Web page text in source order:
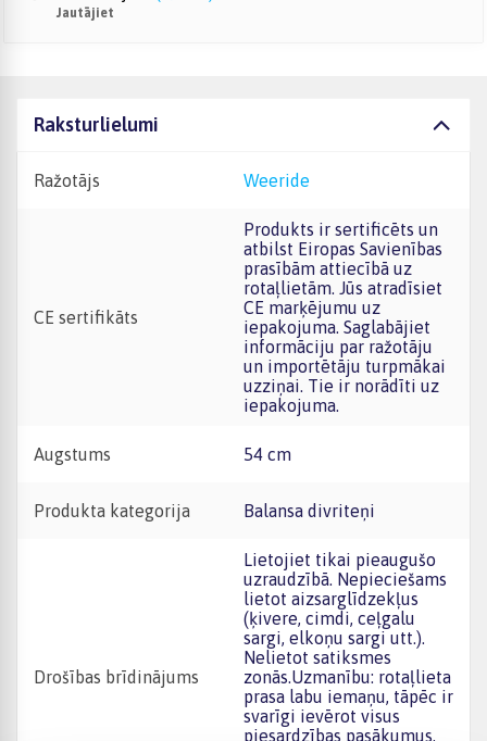
Jautājiet
Raksturlielumi
Ražotājs Weeride
CE sertifikāts
Produkts ir sertificēts un
atbilst Eiropas Savienības
prasībām attiecībā uz
rotaļlietām. Jūs atradīsiet
CE marķējumu uz
iepakojuma. Saglabājiet
informāciju par ražotāju
un importētāju turpmākai
uzziņai. Tie ir norādīti uz
iepakojuma.
Augstums 54 cm
Produkta kategorija Balansa divriteņi
Drošības brīdinājums
Lietojiet tikai pieaugušo
uzraudzībā. Nepieciešams
lietot aizsarglīdzekļus
(ķivere, cimdi, ceļgalu
sargi, elkoņu sargi utt.).
Nelietot satiksmes
zonās.Uzmanību: rotaļlieta
prasa labu iemaņu, tāpēc ir
svarīgi ievērot visus
piesardzības pasākumus,